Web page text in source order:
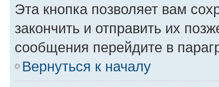
Эта кнопка позволяет вам
закончить и отправить их
сообщения перейдите в
Вернуться к началу